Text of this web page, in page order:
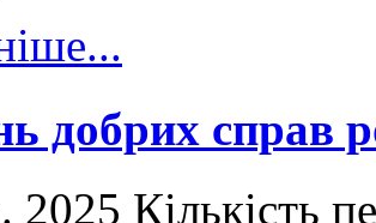
добрих справ
2025 Кількість